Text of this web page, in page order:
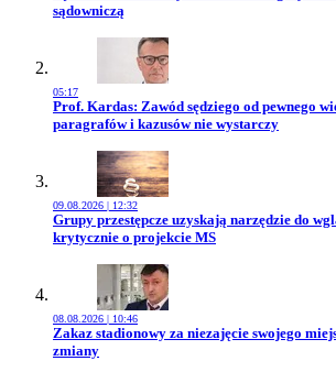
sądowniczą
05:17
Przejdź do artykułu:
Prof. Kardas: Zawód sędziego od pewnego
paragrafów i kazusów nie wystarczy
09.08.2026 | 12:32
Przejdź do artykułu:
Grupy przestępcze uzyskają narzędzie do
krytycznie o projekcie MS
08.08.2026 | 10:46
Przejdź do artykułu:
Zakaz stadionowy za niezajęcie swojego
zmiany